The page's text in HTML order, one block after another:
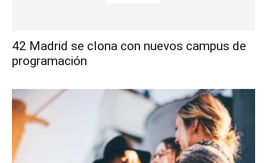
42 Madrid se clona con nuevos campus de
programación